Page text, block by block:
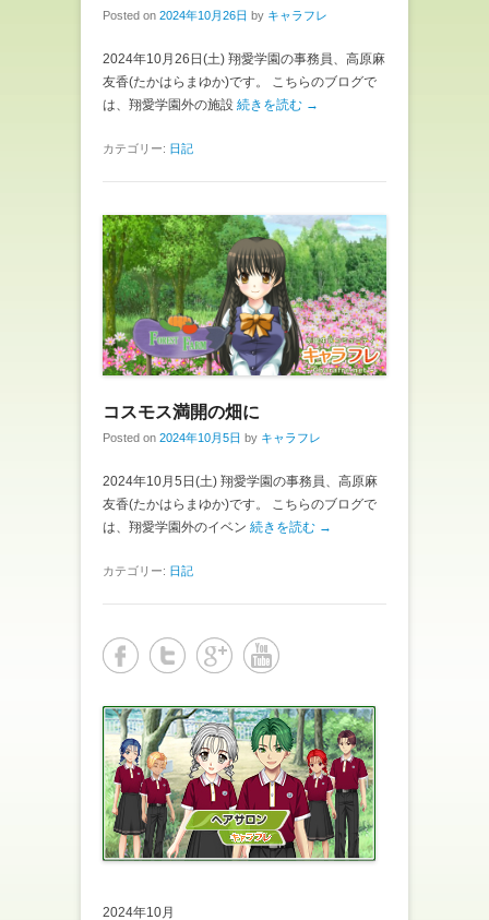
Posted on 2024年10月26日 by キャラフレ
2024年10月26日(土) 翔愛学園の事務員、高原麻
友香(たかはらまゆか)です。 こちらのブログで
は、翔愛学園外の施設 続きを読む →
カテゴリー: 日記
コスモス満開の畑に
Posted on 2024年10月5日 by キャラフレ
2024年10月5日(土) 翔愛学園の事務員、高原麻
友香(たかはらまゆか)です。 こちらのブログで
は、翔愛学園外のイベン 続きを読む →
カテゴリー: 日記
2024年10月